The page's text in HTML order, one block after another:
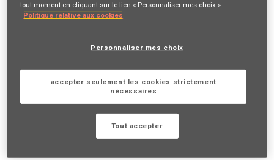
Si vous recherchez un environnement convivial, dynamique,
en croissance, rejoignez-nous !
Vous allez aimer grandir à nos côtés.
Vous allez aimer innover avec nous.
Vous allez aimer que nos clients nous adorent.
VOTRE RÔLE ET VOS MISSIONS
tout moment en cliquant sur le lien « Personnaliser mes choix ».
Politique relative aux cookies
Personnaliser mes choix
accepter seulement les cookies strictement
nécessaires
Tout accepter